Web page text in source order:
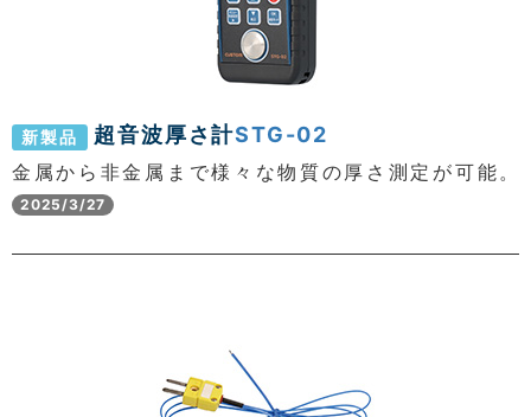
新製品 超音波厚さ計STG-02
金属から非金属まで様々な物質の厚さ測定が可能。
2025/3/27